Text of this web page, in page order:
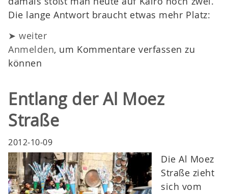
Die lange Antwort braucht etwas mehr Platz:
➤ weiter
Anmelden, um Kommentare verfassen zu
können
Entlang der Al Moez
Straße
2012-10-09
Die Al Moez
Straße zieht
sich vom